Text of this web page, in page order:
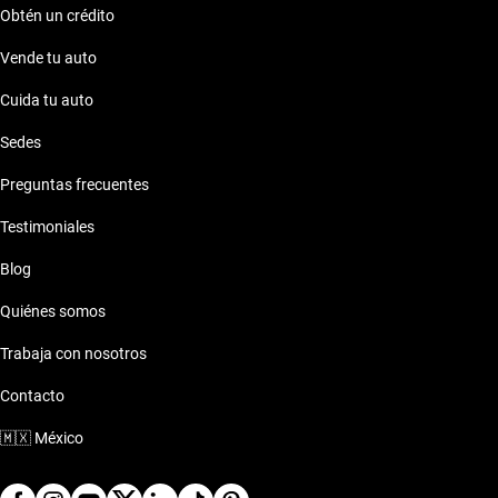
Obtén un crédito
Vende tu auto
Cuida tu auto
Sedes
Preguntas frecuentes
Testimoniales
Blog
Quiénes somos
Trabaja con nosotros
Contacto
🇲🇽 México